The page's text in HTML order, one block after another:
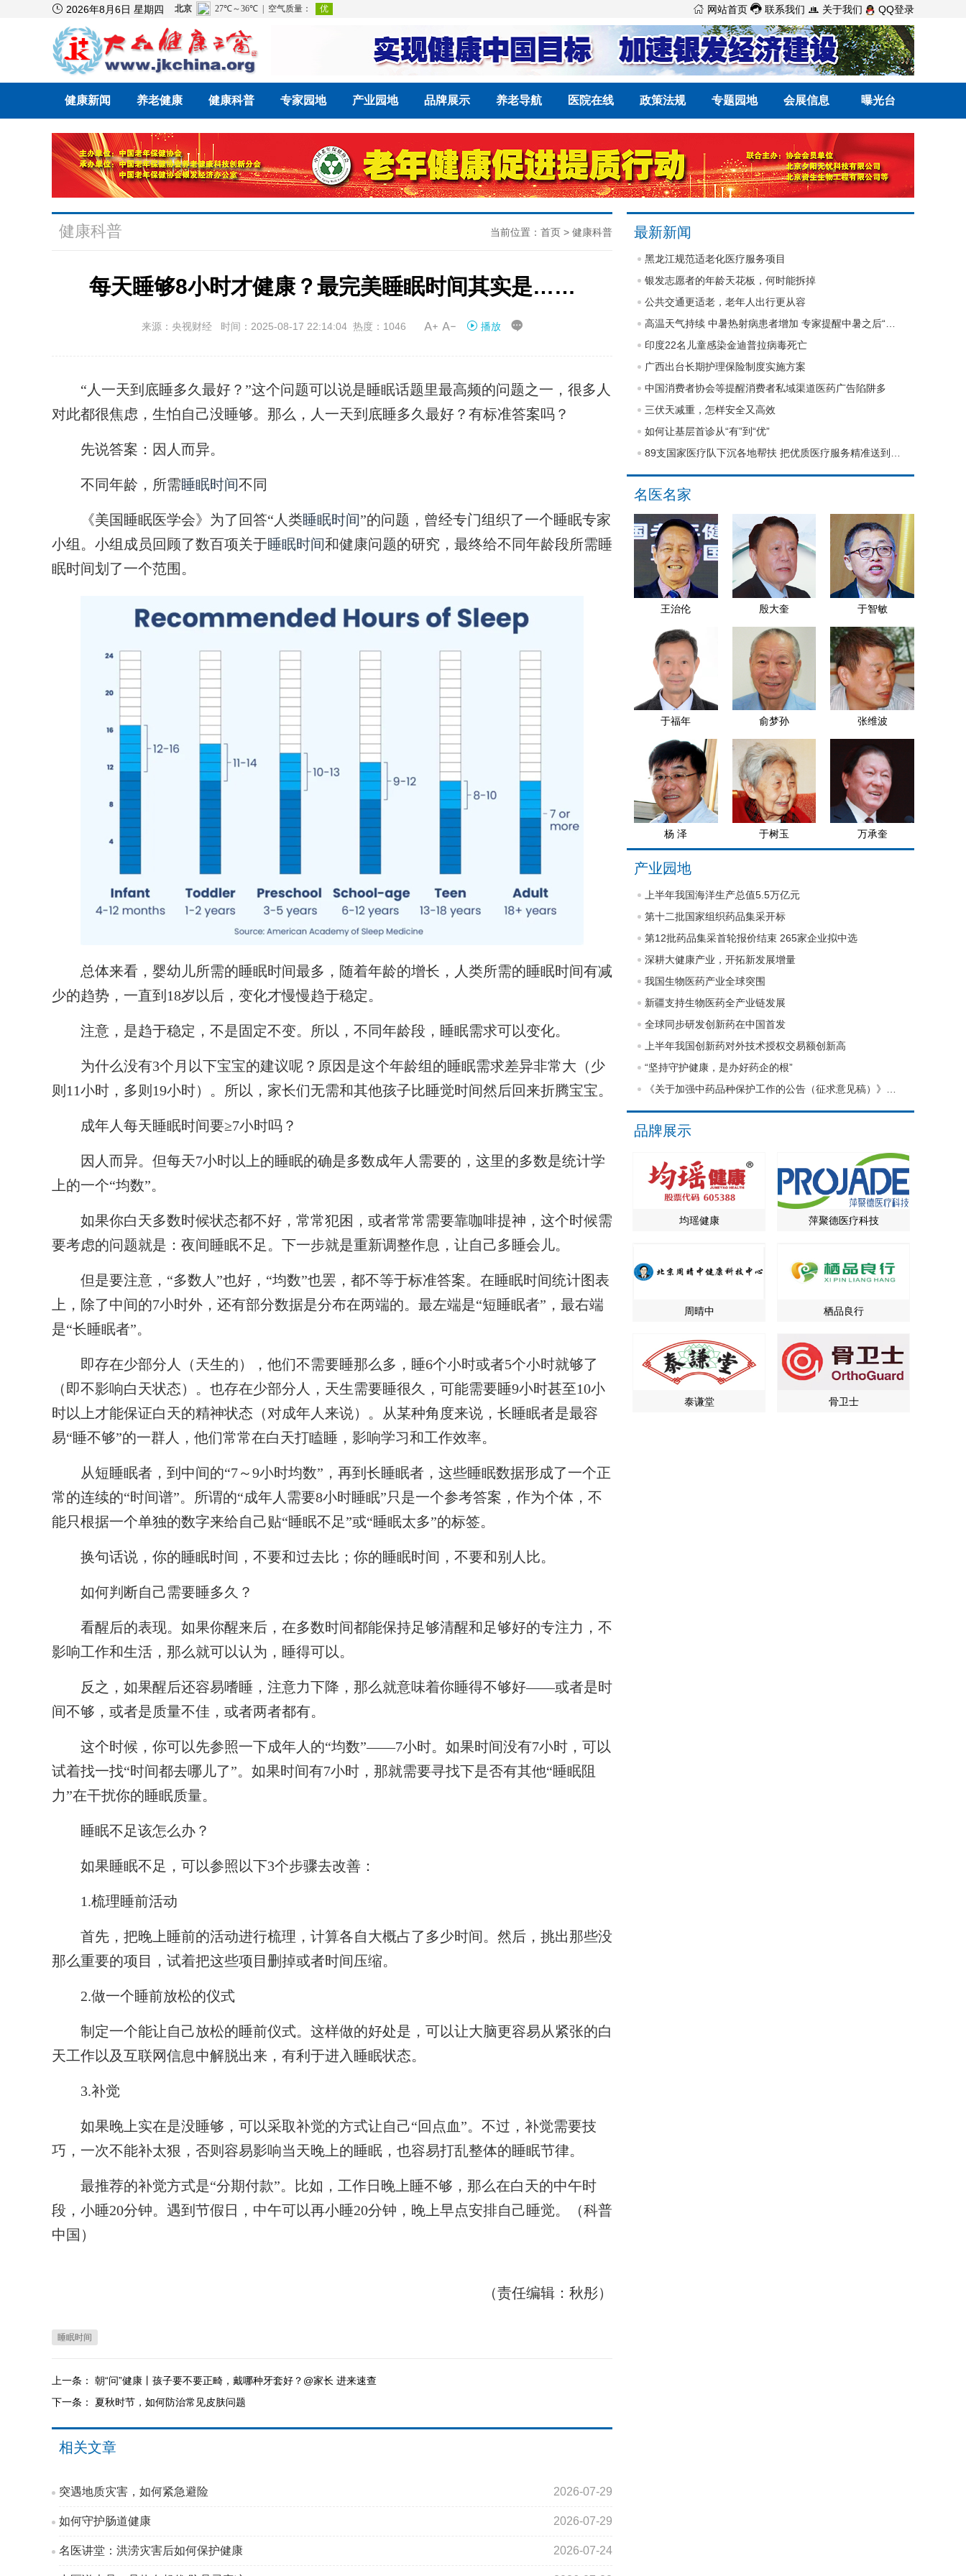
 2026年8月6日 星期四  网站首页  联系我们  关于我们 QQ登录
健康新闻 养老健康 健康科普 专家园地 产业园地 品牌展示 养老导航 医院在线 政策法规 专题园地 会展信息 曝光台
健康科普 当前位置： 首页 > 健康科普
每天睡够8小时才健康？最完美睡眠时间其实是……
来源：央视财经 时间：2025-08-17 22:14:04 热度：1046  播放 
“人一天到底睡多久最好？”这个问题可以说是睡眠话题里最高频的问题之一，很多人
对此都很焦虑，生怕自己没睡够。那么，人一天到底睡多久最好？有标准答案吗？
先说答案：因人而异。
不同年龄，所需睡眠时间不同
《美国睡眠医学会》为了回答“人类睡眠时间”的问题，曾经专门组织了一个睡眠专家
小组。小组成员回顾了数百项关于睡眠时间和健康问题的研究，最终给不同年龄段所需睡
眠时间划了一个范围。
总体来看，婴幼儿所需的睡眠时间最多，随着年龄的增长，人类所需的睡眠时间有减
少的趋势，一直到18岁以后，变化才慢慢趋于稳定。
注意，是趋于稳定，不是固定不变。所以，不同年龄段，睡眠需求可以变化。
为什么没有3个月以下宝宝的建议呢？原因是这个年龄组的睡眠需求差异非常大（少
则11小时，多则19小时）。所以，家长们无需和其他孩子比睡觉时间然后回来折腾宝宝。
成年人每天睡眠时间要≥7小时吗？
因人而异。但每天7小时以上的睡眠的确是多数成年人需要的，这里的多数是统计学
上的一个“均数”。
如果你白天多数时候状态都不好，常常犯困，或者常常需要靠咖啡提神，这个时候需
要考虑的问题就是：夜间睡眠不足。下一步就是重新调整作息，让自己多睡会儿。
但是要注意，“多数人”也好，“均数”也罢，都不等于标准答案。在睡眠时间统计图表
上，除了中间的7小时外，还有部分数据是分布在两端的。最左端是“短睡眠者”，最右端
是“长睡眠者”。
即存在少部分人（天生的），他们不需要睡那么多，睡6个小时或者5个小时就够了
（即不影响白天状态）。也存在少部分人，天生需要睡很久，可能需要睡9小时甚至10小
时以上才能保证白天的精神状态（对成年人来说）。从某种角度来说，长睡眠者是最容
易“睡不够”的一群人，他们常常在白天打瞌睡，影响学习和工作效率。
从短睡眠者，到中间的“7～9小时均数”，再到长睡眠者，这些睡眠数据形成了一个正
常的连续的“时间谱”。所谓的“成年人需要8小时睡眠”只是一个参考答案，作为个体，不
能只根据一个单独的数字来给自己贴“睡眠不足”或“睡眠太多”的标签。
换句话说，你的睡眠时间，不要和过去比；你的睡眠时间，不要和别人比。
如何判断自己需要睡多久？
看醒后的表现。如果你醒来后，在多数时间都能保持足够清醒和足够好的专注力，不
影响工作和生活，那么就可以认为，睡得可以。
反之，如果醒后还容易嗜睡，注意力下降，那么就意味着你睡得不够好——或者是时
间不够，或者是质量不佳，或者两者都有。
这个时候，你可以先参照一下成年人的“均数”——7小时。如果时间没有7小时，可以
试着找一找“时间都去哪儿了”。如果时间有7小时，那就需要寻找下是否有其他“睡眠阻
力”在干扰你的睡眠质量。
睡眠不足该怎么办？
如果睡眠不足，可以参照以下3个步骤去改善：
1.梳理睡前活动
首先，把晚上睡前的活动进行梳理，计算各自大概占了多少时间。然后，挑出那些没
那么重要的项目，试着把这些项目删掉或者时间压缩。
2.做一个睡前放松的仪式
制定一个能让自己放松的睡前仪式。这样做的好处是，可以让大脑更容易从紧张的白
天工作以及互联网信息中解脱出来，有利于进入睡眠状态。
3.补觉
如果晚上实在是没睡够，可以采取补觉的方式让自己“回点血”。不过，补觉需要技
巧，一次不能补太狠，否则容易影响当天晚上的睡眠，也容易打乱整体的睡眠节律。
最推荐的补觉方式是“分期付款”。比如，工作日晚上睡不够，那么在白天的中午时
段，小睡20分钟。遇到节假日，中午可以再小睡20分钟，晚上早点安排自己睡觉。（科普
中国）
（责任编辑：秋彤）
睡眠时间
上一条： 朝“问”健康丨孩子要不要正畸，戴哪种牙套好？@家长 进来速查
下一条： 夏秋时节，如何防治常见皮肤问题
相关文章
突遇地质灾害，如何紧急避险 2026-07-29
如何守护肠道健康 2026-07-29
名医讲堂：洪涝灾害后如何保护健康 2026-07-24
最新新闻
黑龙江规范适老化医疗服务项目
银发志愿者的年龄天花板，何时能拆掉
公共交通更适老，老年人出行更从容
印度22名儿童感染金迪普拉病毒死亡
广西出台长期护理保险制度实施方案
中国消费者协会等提醒消费者私域渠道医药广告陷阱多
三伏天减重，怎样安全又高效
如何让基层首诊从“有”到“优”
名医名家
王治伦 殷大奎 于智敏
于福年 俞梦孙 张维波
杨 泽 于树玉 万承奎
产业园地
上半年我国海洋生产总值5.5万亿元
第十二批国家组织药品集采开标
第12批药品集采首轮报价结束 265家企业拟中选
深耕大健康产业，开拓新发展增量
我国生物医药产业全球突围
新疆支持生物医药全产业链发展
全球同步研发创新药在中国首发
上半年我国创新药对外技术授权交易额创新高
“坚持守护健康，是办好药企的根”
品牌展示
均瑶健康 萍聚德医疗科技
周晴中 栖品良行
泰谦堂 骨卫士